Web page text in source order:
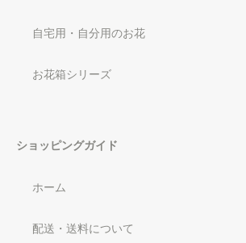
自宅用・自分用のお花
お花箱シリーズ
ショッピングガイド
ホーム
配送・送料について